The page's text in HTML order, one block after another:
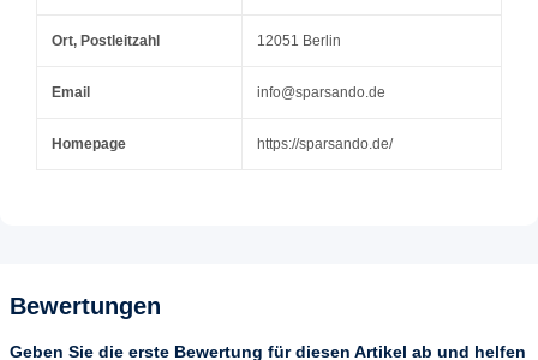
Ort, Postleitzahl 12051 Berlin
Email info@sparsando.de
Homepage https://sparsando.de/
Bewertungen
Geben Sie die erste Bewertung für diesen Artikel ab und helfen